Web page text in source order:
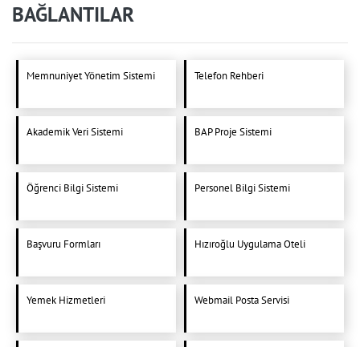
BAĞLANTILAR
Memnuniyet Yönetim Sistemi Telefon Rehberi
Akademik Veri Sistemi BAP Proje Sistemi
Öğrenci Bilgi Sistemi Personel Bilgi Sistemi
Başvuru Formları Hızıroğlu Uygulama Oteli
Yemek Hizmetleri Webmail Posta Servisi